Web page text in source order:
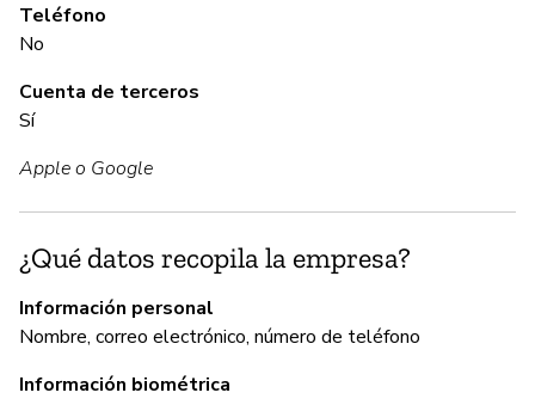
Teléfono
No
Cuenta de terceros
Sí
Apple o Google
¿Qué datos recopila la empresa?
Información personal
Nombre, correo electrónico, número de teléfono
Información biométrica